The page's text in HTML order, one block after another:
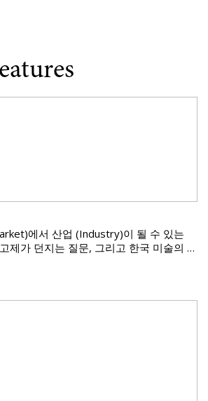
에서 산업 (Industry)이 될 수 있는
제가 던지는 질문, 그리고 한국 미술의 과